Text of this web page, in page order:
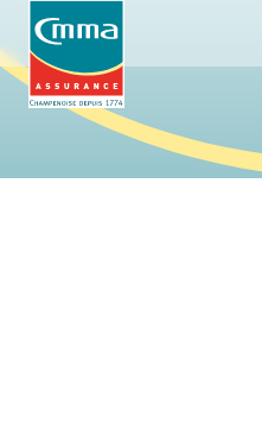
Contenu principal
2-Menu principal
3-Pied de page
Recherche